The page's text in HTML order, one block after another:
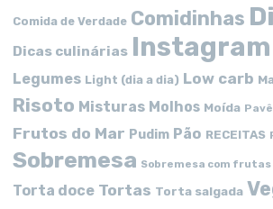
Comida de Verdade Comidinhas
Dicas culinárias Instagram
Legumes Light (dia a dia) Low carb
Risoto Misturas Molhos Moída Pavê
Frutos do Mar Pudim Pão RECEITAS
Sobremesa Sobremesa com frutas
Torta doce Tortas Torta salgada